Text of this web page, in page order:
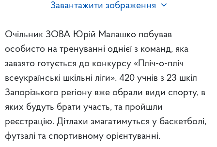
Завантажити зображення
Очільник ЗОВА Юрій Малашко побував
особисто на тренуванні однієї з команд, яка
завзято готується до конкурсу «Пліч-о-пліч
всеукраїнські шкільні ліги». 420 учнів з 23 шкіл
Запорізького регіону вже обрали види спорту, в
яких будуть брати участь, та пройшли
реєстрацію. Дітлахи змагатимуться у баскетболі,
футзалі та спортивному орієнтуванні.